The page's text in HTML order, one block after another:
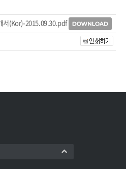
서(Kor)-2015.09.30.pdf